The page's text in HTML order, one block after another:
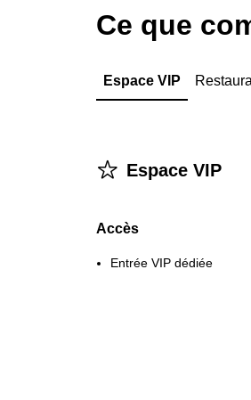
Ce que
Espace VIP
􀋂 Espace VIP
Accès
Entrée VIP dédiée